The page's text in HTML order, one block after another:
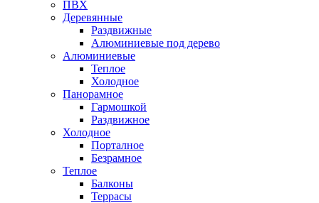
ПВХ
Деревянные
Раздвижные
Алюминиевые под дерево
Алюминиевые
Теплое
Холодное
Панорамное
Гармошкой
Раздвижное
Холодное
Порталное
Безрамное
Теплое
Балконы
Террасы